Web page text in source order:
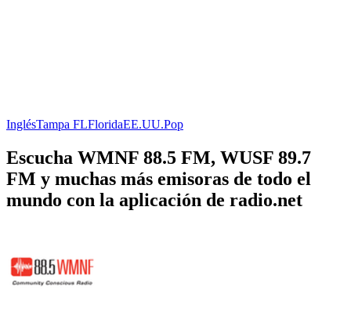
InglésTampa FLFloridaEE.UU.Pop
Escucha WMNF 88.5 FM, WUSF 89.7
FM y muchas más emisoras de todo el
mundo con la aplicación de radio.net